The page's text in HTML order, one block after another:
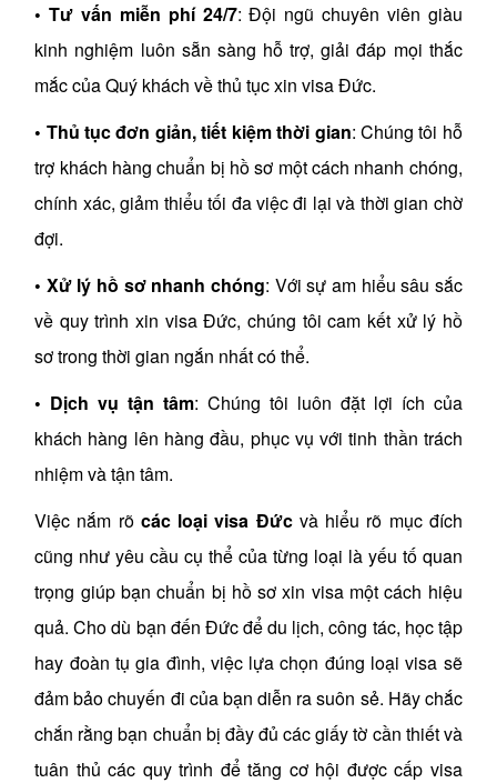
•Tư vấn miễn phí 24/7: Đội ngũ chuyên viên giàu
kinh nghiệm luôn sẵn sàng hỗ trợ, giải đáp mọi thắc
mắc của Quý khách về thủ tục xin visa Đức.
• Thủ tục đơn giản, tiết kiệm thời gian: Chúng tôi hỗ
trợ khách hàng chuẩn bị hồ sơ một cách nhanh chóng,
chính xác, giảm thiểu tối đa việc đi lại và thời gian chờ
đợi.
• Xử lý hồ sơ nhanh chóng: Với sự am hiểu sâu sắc
về quy trình xin visa Đức, chúng tôi cam kết xử lý hồ
sơ trong thời gian ngắn nhất có thể.
• Dịch vụ tận tâm: Chúng tôi luôn đặt lợi ích của
khách hàng lên hàng đầu, phục vụ với tinh thần trách
nhiệm và tận tâm.
Việc nắm rõ các loại visa Đứcvà hiểu rõ mục đích
cũng như yêu cầu cụ thể của từng loại là yếu tố quan
trọng giúp bạn chuẩn bị hồ sơ xin visa một cách hiệu
quả. Cho dù bạn đến Đức để du lịch, công tác, học tập
hay đoàn tụ gia đình, việc lựa chọn đúng loại visa sẽ
đảm bảo chuyến đi của bạn diễn ra suôn sẻ. Hãy chắc
chắn rằng bạn chuẩn bị đầy đủ các giấy tờ cần thiết và
tuân thủ các quy trình để tăng cơ hội được cấp visa